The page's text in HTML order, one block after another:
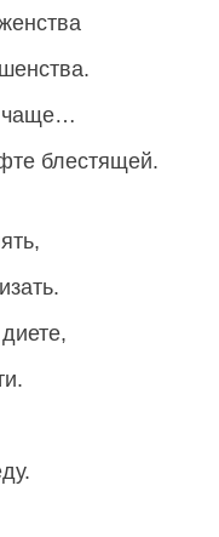
чаще…
блестящей.